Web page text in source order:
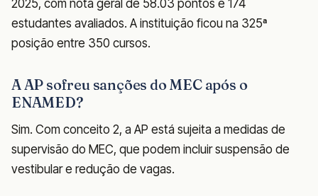
2025, com nota geral de 58.03 pontos e 174
estudantes avaliados. A instituição ficou na 325ª
posição entre 350 cursos.
A AP sofreu sanções do MEC após o
ENAMED?
Sim. Com conceito 2, a AP está sujeita a medidas de
supervisão do MEC, que podem incluir suspensão de
vestibular e redução de vagas.